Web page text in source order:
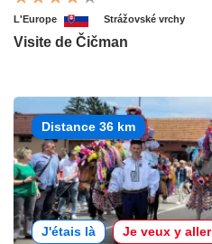
L'Europe Strážovské vrchy
Visite de Čičman
Distance 36 km
J'étais là Je veux y aller